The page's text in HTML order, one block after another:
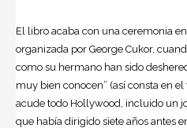
El libro acaba con una ceremonia
organizada por George Cukor,
como su hermano han sido
muy bien conocen” (así consta en
acude todo Hollywood, incluido un
que había dirigido siete años antes